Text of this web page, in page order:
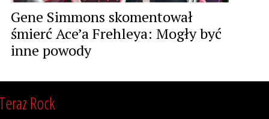
Gene Simmons skomentował
śmierć Ace’a Frehleya: Mogły być
inne powody
Teraz Rock